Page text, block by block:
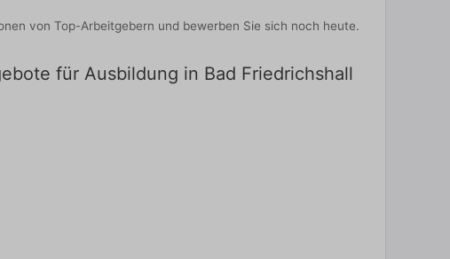
von Top-Arbeitgebern und bewerben Sie sich noch heute.
für Ausbildung in Bad Friedrichshall